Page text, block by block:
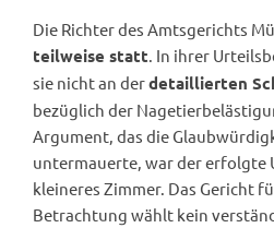
Die Richter des Amtsgerichts
teilweise statt. In ihrer
sie nicht an derdetaillierten
bezüglich der
Argument, das die
untermauerte, war der erfolgte
kleineres Zimmer. Das Gericht
Betrachtung wählt kein